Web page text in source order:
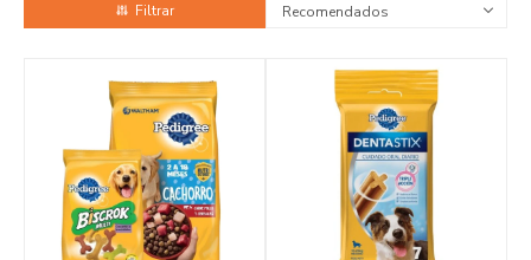
Recomendados